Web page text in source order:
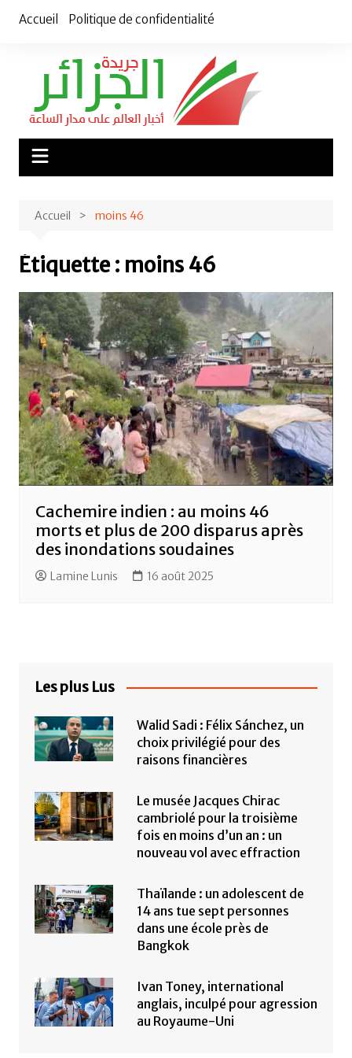
Accueil Politique de confidentialité
Accueil moins 46
Étiquette : moins 46
Cachemire indien : au moins 46
morts et plus de 200 disparus après
des inondations soudaines
Lamine Lunis 16 août 2025
Les plus Lus
Walid Sadi : Félix Sánchez, un
choix privilégié pour des
raisons financières
Le musée Jacques Chirac
cambriolé pour la troisième
fois en moins d’un an : un
nouveau vol avec effraction
Thaïlande : un adolescent de
14 ans tue sept personnes
dans une école près de
Bangkok
Ivan Toney, international
anglais, inculpé pour agression
au Royaume-Uni